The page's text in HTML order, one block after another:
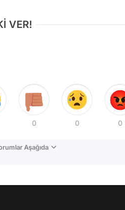
VER!
0 0 0
Aşağıda